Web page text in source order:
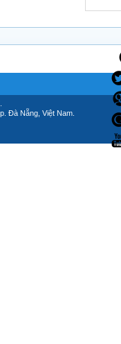
Đà Nẵng, Việt Nam.